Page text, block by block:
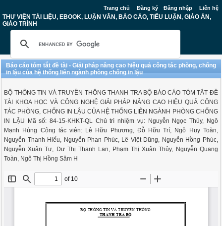
Trang chủ Đăng ký Đăng nhập Liên hệ
THƯ VIỆN TÀI LIỆU, EBOOK, LUẬN VĂN, BÁO CÁO, TIỂU LUẬN, GIÁO ÁN,
GIÁO TRÌNH
Báo cáo tóm tắt đề tài - Giải pháp nâng cao hiệu quả công tác phòng, chống
in lậu của hệ thống liên ngành phòng chống in lậu
BỘ THÔNG TIN VÀ TRUYỀN THÔNG THANH TRA BỘ BÁO CÁO TÓM TẮT ĐỀ
TÀI KHOA HỌC VÀ CÔNG NGHỆ GIẢI PHÁP NÂNG CAO HIỆU QUẢ CÔNG
TÁC PHÒNG, CHỐNG IN LẬU CỦA HỆ THỐNG LIÊN NGÀNH PHÒNG CHỐNG
IN LẬU Mã số: 84-15-KHKT-QL Chủ trì nhiệm vụ: Nguyễn Ngọc Thủy, Ngô
Mạnh Hùng Cộng tác viên: Lê Hữu Phương, Đỗ Hữu Trí, Ngô Huy Toàn,
Nguyễn Thanh Hiếu, Nguyễn Phan Phúc, Lê Việt Dũng, Nguyễn Hồng Phúc,
Nguyễn Xuân Tư, Dư Thị Thanh Lan, Phạm Thị Xuân Thủy, Nguyễn Quang
Toàn, Ngô Thị Hồng Sâm H